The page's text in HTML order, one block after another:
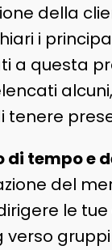
della
i
a questa
tenere
di tempo e
del
le tue
verso